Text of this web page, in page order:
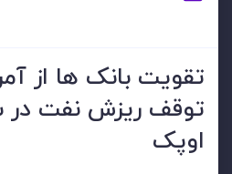
تقویت بانک ها از
توقف ریزش نفت در
اوپک